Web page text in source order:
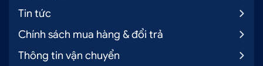
Tin tức
Chính sách mua hàng & đổi trả
Thông tin vận chuyển